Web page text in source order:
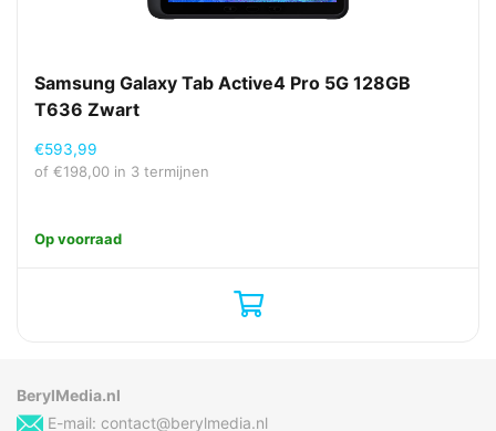
Cameraflitser
achterzijde
Camera voorzijde
Resolutie camera
Enkele camera
Multimedia
Aantal ingebouwde
2
Samsung Galaxy Tab Active4 Pro 5G 128GB
T636 Zwart
€593,99
of €198,00 in 3 termijnen
Op voorraad
BerylMedia.nl
E-mail: contact@berylmedia.nl